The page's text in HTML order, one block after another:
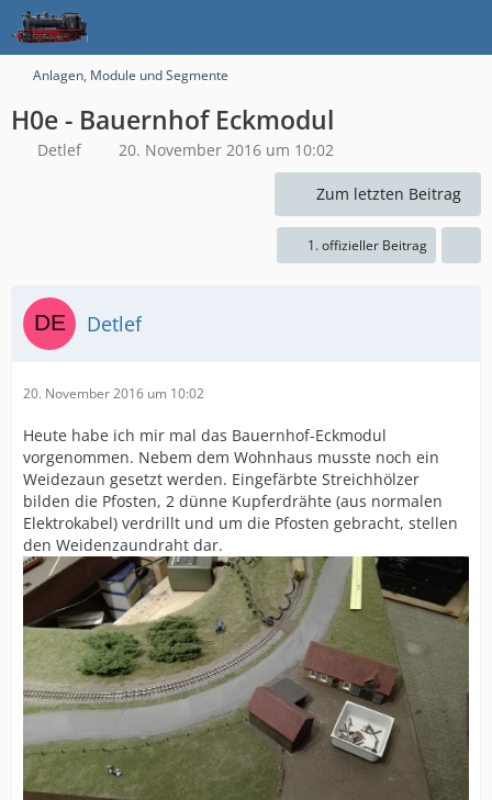
Anlagen, Module und Segmente
H0e - Bauernhof Eckmodul
Detlef 20. November 2016 um 10:02
Zum letzten Beitrag
1. offizieller Beitrag
Detlef
20. November 2016 um 10:02
Heute habe ich mir mal das Bauernhof-Eckmodul
vorgenommen. Nebem dem Wohnhaus musste noch ein
Weidezaun gesetzt werden. Eingefärbte Streichhölzer
bilden die Pfosten, 2 dünne Kupferdrähte (aus normalen
Elektrokabel) verdrillt und um die Pfosten gebracht, stellen
den Weidenzaundraht dar.